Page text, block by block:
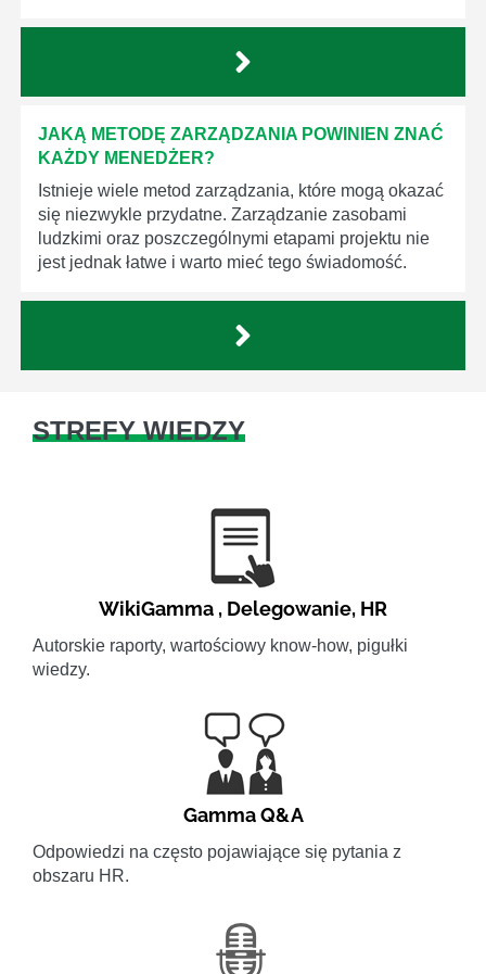
JAKĄ METODĘ ZARZĄDZANIA POWINIEN ZNAĆ
KAŻDY MENEDŻER?
Istnieje wiele metod zarządzania, które mogą okazać
się niezwykle przydatne. Zarządzanie zasobami
ludzkimi oraz poszczególnymi etapami projektu nie
jest jednak łatwe i warto mieć tego świadomość.
STREFY WIEDZY
WikiGamma , Delegowanie, HR
Autorskie raporty, wartościowy know-how, pigułki
wiedzy.
Gamma Q&A
Odpowiedzi na często pojawiające się pytania z
obszaru HR.